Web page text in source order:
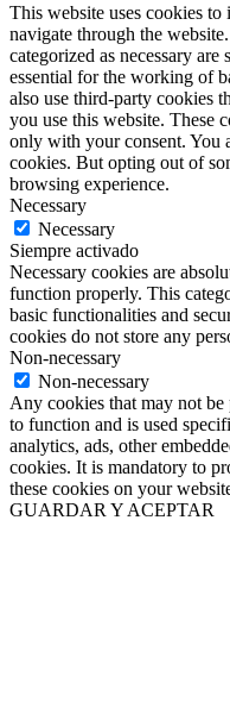
This website uses cookies
navigate through the
categorized as necessary
essential for the working of
also use third-party cookies
you use this website. These
only with your consent. You
cookies. But opting out of
browsing experience.
Necessary
Necessary
Siempre activado
Necessary cookies are
function properly. This
basic functionalities and
cookies do not store any
Non-necessary
Non-necessary
Any cookies that may not
to function and is used
analytics, ads, other
cookies. It is mandatory to
these cookies on your
GUARDAR Y ACEPTAR